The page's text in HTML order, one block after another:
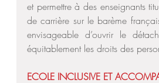
et permettre à des enseignants
de carrière sur le barème
envisageable d’ouvrir le
équitablement les droits des
ECOLE INCLUSIVE ET